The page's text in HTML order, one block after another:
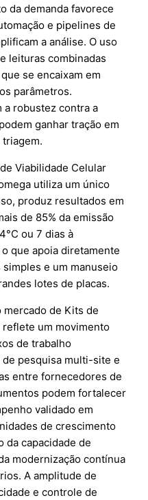
da demanda favorece
e pipelines de
a análise. O uso
leituras combinadas
se encaixam em
parâmetros.
a robustez contra a
ganhar tração em
triagem.
Viabilidade Celular
utiliza um único
produz resultados em
de 85% da emissão
ou 7 dias à
que apoia diretamente
e um manuseio
lotes de placas.
mercado de Kits de
um movimento
de trabalho
pesquisa multi-site e
entre fornecedores de
podem fortalecer
validado em
de crescimento
da capacidade de
modernização contínua
A amplitude de
e controle de